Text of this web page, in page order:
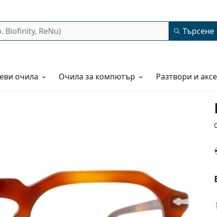
Търсене
очила Очила за компютър Разтвори и